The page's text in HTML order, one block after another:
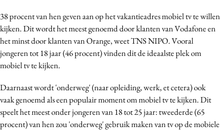
Effectiviteit
Gedragsverandering
Influencer marketing
Interne communicatie
Media
Merkstrategie
PR
38 procent van hen geven aan op het vakantieadres mobiel tv te willen
kijken. Dit wordt het meest genoemd door klanten van Vodafone en
het minst door klanten van Orange, weet TNS NIPO. Vooral
jongeren tot 18 jaar (46 procent) vinden dit de ideaalste plek om
mobiel tv te kijken.
Daarnaast wordt 'onderweg' (naar opleiding, werk, et cetera) ook
vaak genoemd als een populair moment om mobiel tv te kijken. Dit
speelt het meest onder jongeren van 18 tot 25 jaar: tweederde (65
procent) van hen zou 'onderweg' gebruik maken van tv op de mobiele